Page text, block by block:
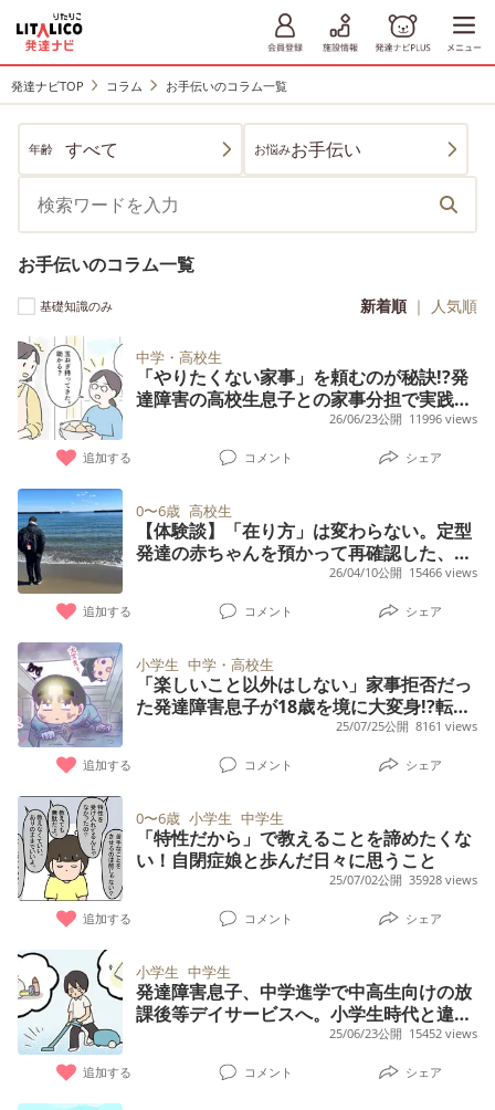
発達ナビTOP コラム お手伝いのコラム一覧
年齢 すべて お悩みお手伝い
お手伝いのコラム一覧
基礎知識のみ 新着順 ｜ 人気順
中学・高校生
「やりたくない家事」を頼むのが秘訣!?発
達障害の高校生息子との家事分担で実践し
た、お互い助かる逆転の発想【実体験】
26/06/23公開 11996 views
追加する コメント シェア
0〜6歳 高校生
【体験談】「在り方」は変わらない。定型
発達の赤ちゃんを預かって再確認した、25
26/04/10公開 15466 views
追加する コメント シェア
小学生 中学・高校生
「楽しいこと以外はしない」家事拒否だっ
た発達障害息子が18歳を境に大変身!?転機
25/07/25公開 8161 views
追加する コメント シェア
0〜6歳 小学生 中学生
「特性だから」で教えることを諦めたくな
い！自閉症娘と歩んだ日々に思うこと
25/07/02公開 35928 views
追加する コメント シェア
小学生 中学生
発達障害息子、中学進学で中高生向けの放
課後等デイサービスへ。小学生時代と違っ
25/06/23公開 15452 views
追加する コメント シェア